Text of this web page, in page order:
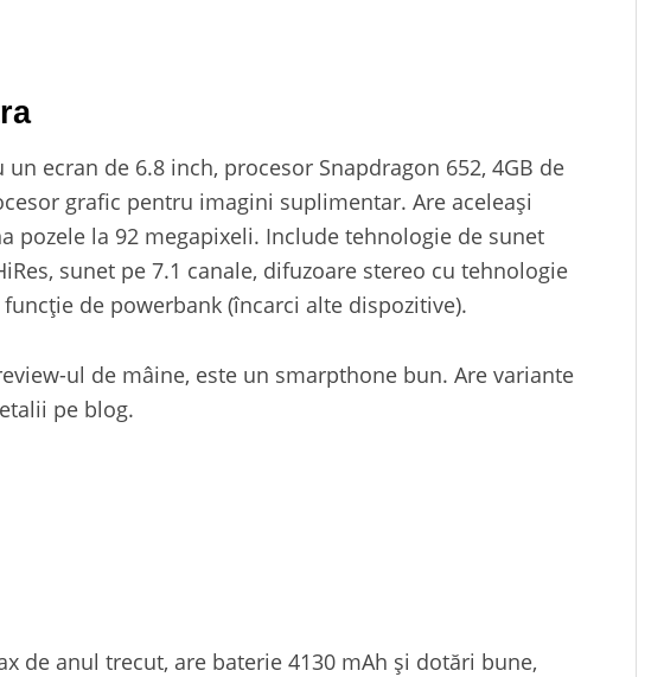
ecran de 6.8 inch, procesor Snapdragon 652, 4GB de
grafic pentru imagini suplimentar. Are aceleași
pozele la 92 megapixeli. Include tehnologie de sunet
sunet pe 7.1 canale, difuzoare stereo cu tehnologie
funcție de powerbank (încarci alte dispozitive).
ul de mâine, este un smarpthone bun. Are variante
pe blog.
de anul trecut, are baterie 4130 mAh și dotări bune,